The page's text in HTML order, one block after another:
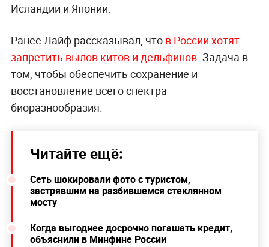
Исландии и Японии.
Ранее Лайф рассказывал, что в России хотят
запретить вылов китов и дельфинов. Задача в
том, чтобы обеспечить сохранение и
восстановление всего спектра
биоразнообразия.
Читайте ещё:
Сеть шокировали фото с туристом,
застрявшим на разбившемся стеклянном
мосту
Когда выгоднее досрочно погашать кредит,
объяснили в Минфине России